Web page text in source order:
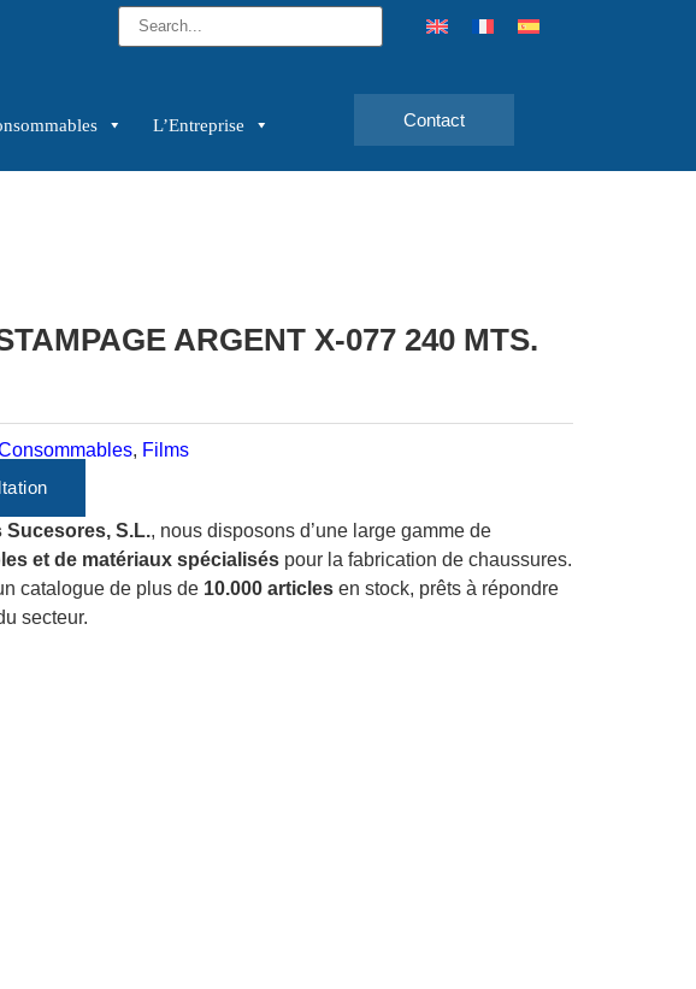
L’Entreprise Contact
ARGENT X-077 240 MTS.
, Films
Sucesores, S.L., nous disposons d’une large gamme de
et de matériaux spécialisés pour la fabrication de chaussures.
catalogue de plus de 10.000 articles en stock, prêts à répondre
secteur.